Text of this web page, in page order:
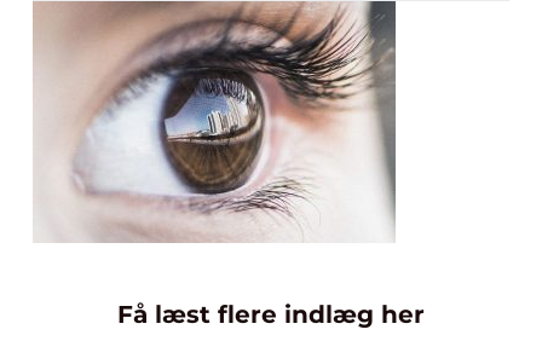
Få læst flere indlæg her